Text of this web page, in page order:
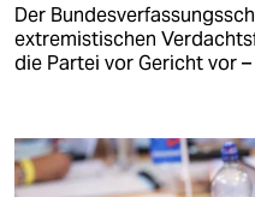
Der
extremistischen
die Partei vor Gericht vor